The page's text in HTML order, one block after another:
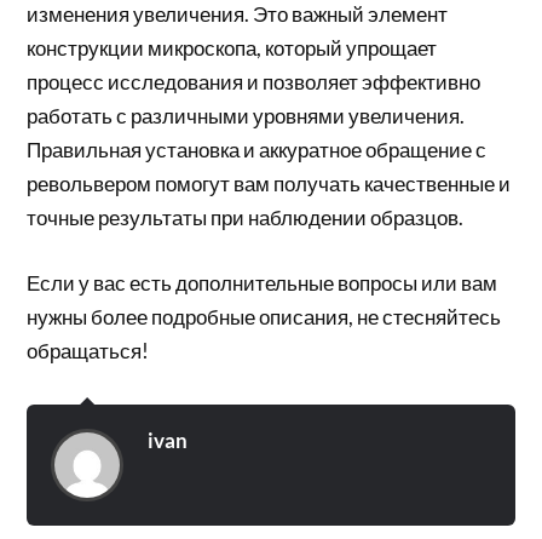
изменения увеличения. Это важный элемент
конструкции микроскопа, который упрощает
процесс исследования и позволяет эффективно
работать с различными уровнями увеличения.
Правильная установка и аккуратное обращение с
револьвером помогут вам получать качественные и
точные результаты при наблюдении образцов.
Если у вас есть дополнительные вопросы или вам
нужны более подробные описания, не стесняйтесь
обращаться!
ivan